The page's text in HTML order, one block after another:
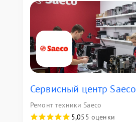
Сервисный центр Saeco
Ремонт техники Saeco
5,055 оценки